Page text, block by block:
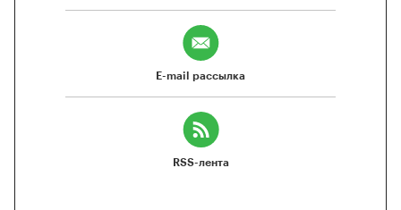
E-mail рассылка
RSS-лента